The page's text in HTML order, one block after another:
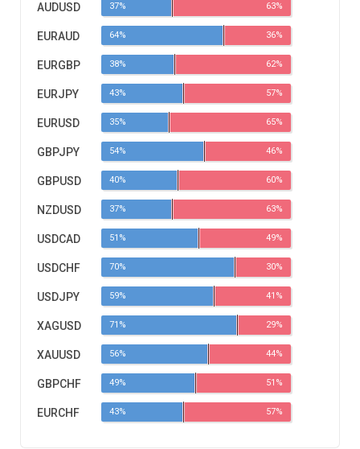
AUDUSD 37% 63%
EURAUD 64% 36%
EURGBP 38% 62%
EURJPY 43% 57%
EURUSD 35% 65%
GBPJPY 54% 46%
GBPUSD 40% 60%
NZDUSD 37% 63%
USDCAD 51% 49%
USDCHF 70% 30%
USDJPY 59% 41%
XAGUSD 71% 29%
XAUUSD 56% 44%
GBPCHF 49% 51%
EURCHF 43% 57%